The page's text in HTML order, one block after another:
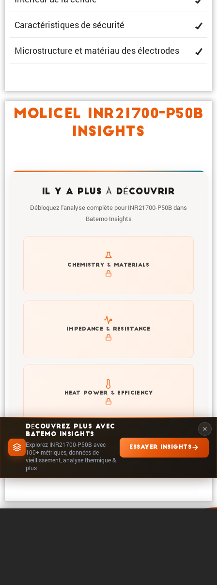
DÉCOUVREZ PLUS AVEC
BATEMO INSIGHTS
Explorez INR21700-P50B avec
100+ métriques, données de
vieillissement, analyse thermique &
plus
ESSAYER INSIGHTS
Carac­té­ris­tiques de sécurité
Micro­struc­ture et matériau des électrodes
MOLICEL INR21700-P50B
INSIGHTS
IL Y A PLUS À DÉCOUVRIR
Débloquez l'analyse complète pour INR21700-P50B dans
Batemo Insights
CHEMISTRY & MATERIALS
Get to know active materials for the INR21700-P50B
IMPEDANCE & RESISTANCE
Explore impedance spectrum and DCIR (SOC, T) of
INR21700-P50B
HEAT POWER & EFFICIENCY
Explore heat generation and cell efficiency at different
temperatures and powers of INR21700-P50B
EXPLORER DANS INSIGHTS